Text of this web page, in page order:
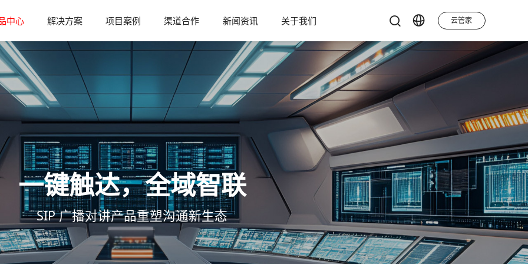
云管家
中心 解决方案 项目案例 渠道合作 新闻资讯 关于我们
一键触达，全域智联
SIP 广播对讲产品重塑沟通新生态